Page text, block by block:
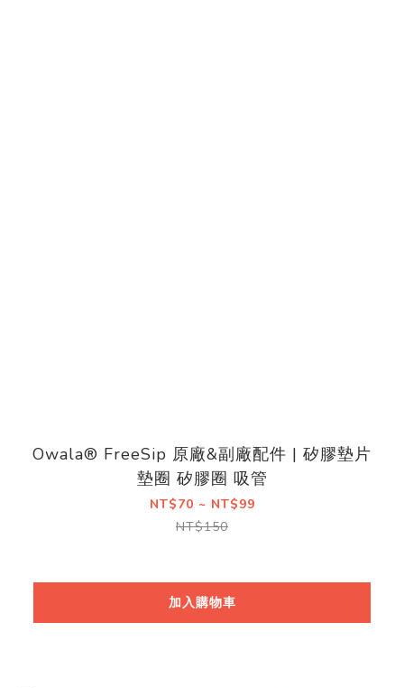
Owala® FreeSip 原廠&副廠配件 | 矽膠墊片
墊圈 矽膠圈 吸管
NT$70 ~ NT$99
NT$150
加入購物車